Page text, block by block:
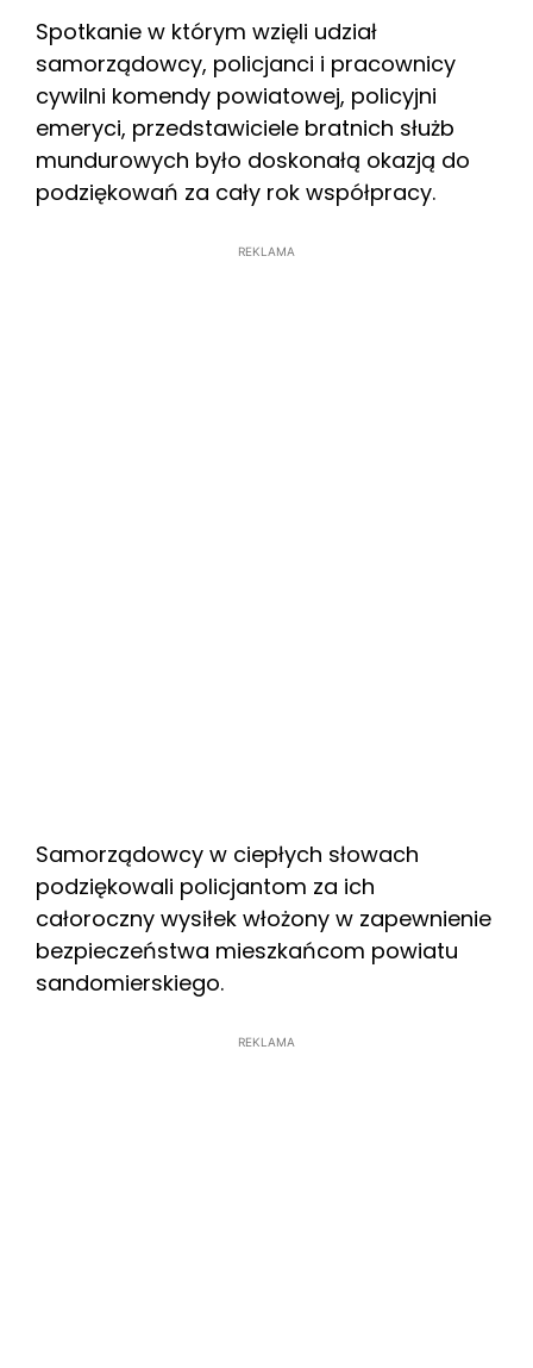
Spotkanie w którym wzięli udział
samorządowcy, policjanci i pracownicy
cywilni komendy powiatowej, policyjni
emeryci, przedstawiciele bratnich służb
mundurowych było doskonałą okazją do
podziękowań za cały rok współpracy.
REKLAMA
Samorządowcy w ciepłych słowach
podziękowali policjantom za ich
całoroczny wysiłek włożony w zapewnienie
bezpieczeństwa mieszkańcom powiatu
sandomierskiego.
REKLAMA